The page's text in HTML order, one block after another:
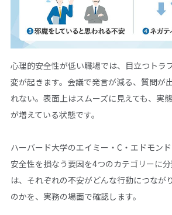
心理的安全性が低い職場では、目立つトラ
変が起きます。会議で発言が減る、質問が
れない。表面上はスムーズに見えても、実
が増えている状態です。
ハーバード大学のエイミー・C・エドモン
安全性を損なう要因を4つのカテゴリーに
は、それぞれの不安がどんな行動につなが
のかを、実務の場面で確認します。